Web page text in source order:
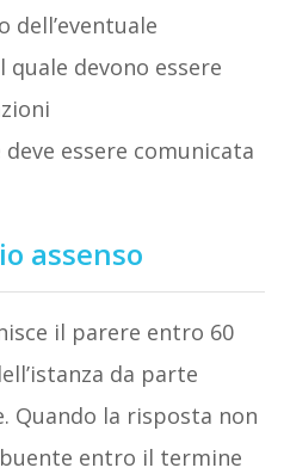
dell’eventuale
devono essere
essere comunicata
assenso
il parere entro 60
da parte
Quando la risposta non
entro il termine